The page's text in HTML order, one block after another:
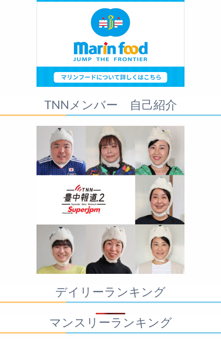
TNNメンバー 自己紹介
デイリーランキング
マンスリーランキング